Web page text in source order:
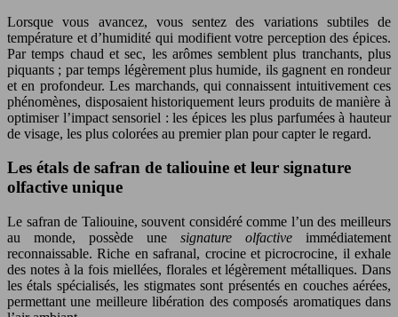
Lorsque vous avancez, vous sentez des variations subtiles de
température et d’humidité qui modifient votre perception des épices.
Par temps chaud et sec, les arômes semblent plus tranchants, plus
piquants ; par temps légèrement plus humide, ils gagnent en rondeur
et en profondeur. Les marchands, qui connaissent intuitivement ces
phénomènes, disposaient historiquement leurs produits de manière à
optimiser l’impact sensoriel : les épices les plus parfumées à hauteur
de visage, les plus colorées au premier plan pour capter le regard.
Les étals de safran de taliouine et leur signature
olfactive unique
Le safran de Taliouine, souvent considéré comme l’un des meilleurs
au monde, possède une signature olfactive immédiatement
reconnaissable. Riche en safranal, crocine et picrocrocine, il exhale
des notes à la fois miellées, florales et légèrement métalliques. Dans
les étals spécialisés, les stigmates sont présentés en couches aérées,
permettant une meilleure libération des composés aromatiques dans